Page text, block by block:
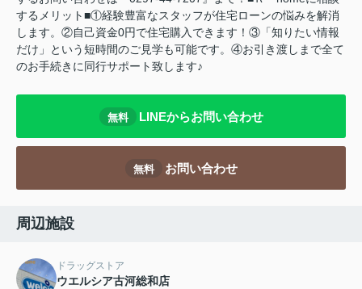
するメリット■①経験豊富なスタッフが住宅ローンの悩みを解消
します。②自己資金0円で住宅購入できます！③「知りたい情報
だけ」という短時間のご見学も可能です。④お引き渡しまで全て
のお手続きに同行サポート致します♪
無料 LINEからお問い合わせ
無料 お問い合わせ
周辺施設
ドラッグストア
ウエルシア古河総和店